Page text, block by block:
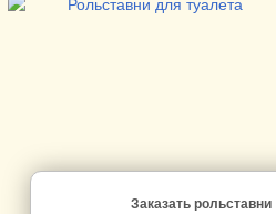
Заказать рольставни